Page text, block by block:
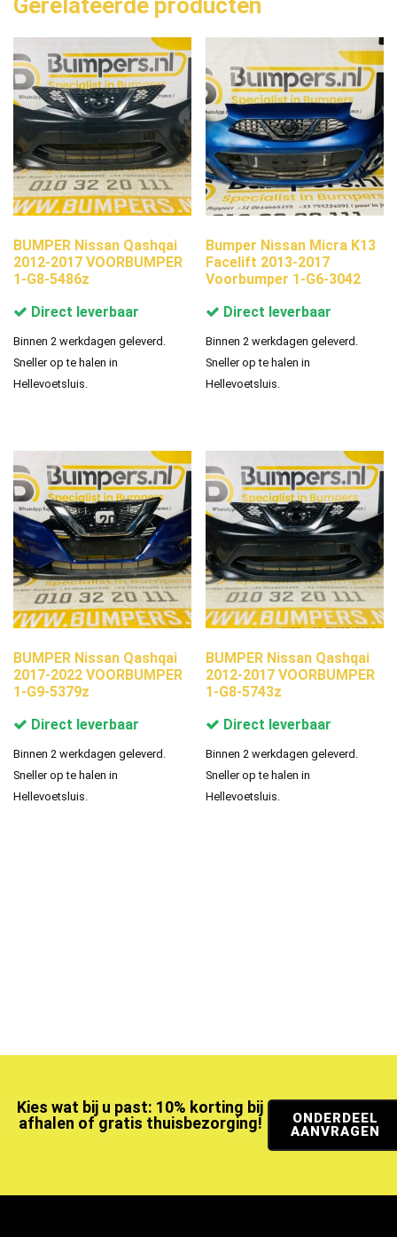
Gerelateerde producten
BUMPER Nissan Qashqai
2012-2017 VOORBUMPER
1-G8-5486z
Direct leverbaar
Binnen 2 werkdagen geleverd.
Sneller op te halen in
Hellevoetsluis.
Bumper Nissan Micra K13
Facelift 2013-2017
Voorbumper 1-G6-3042
Direct leverbaar
Binnen 2 werkdagen geleverd.
Sneller op te halen in
Hellevoetsluis.
BUMPER Nissan Qashqai
2017-2022 VOORBUMPER
1-G9-5379z
Direct leverbaar
Binnen 2 werkdagen geleverd.
Sneller op te halen in
Hellevoetsluis.
BUMPER Nissan Qashqai
2012-2017 VOORBUMPER
1-G8-5743z
Direct leverbaar
Binnen 2 werkdagen geleverd.
Sneller op te halen in
Hellevoetsluis.
Kies wat bij u past: 10% korting bij
afhalen of gratis thuisbezorging!
ONDERDEEL
AANVRAGEN